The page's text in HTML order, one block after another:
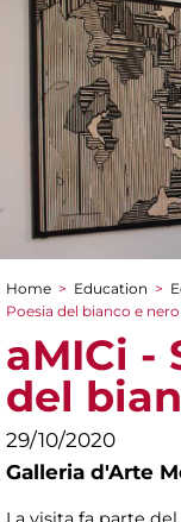
You are here
Home > Education >
Poesia del bianco e nero
aMICi -
del
29/10/2020
Galleria d'Arte